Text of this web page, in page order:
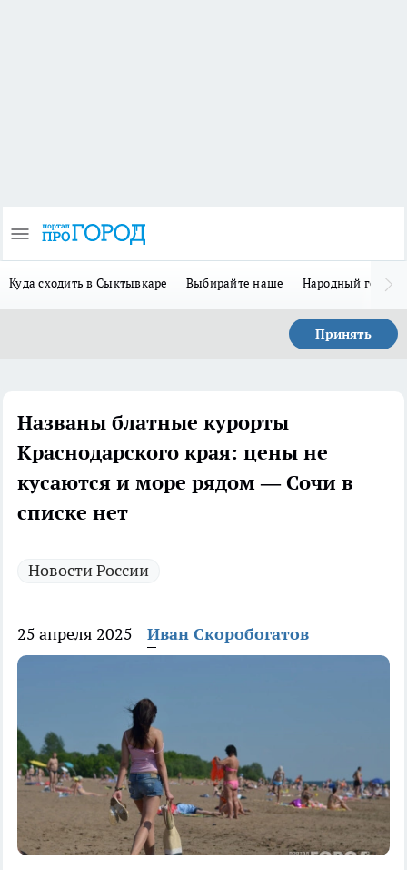
Куда сходить в Сыктывкаре Выбирайте наше Народный герой
Принять
Названы блатные курорты
Краснодарского края: цены не
кусаются и море рядом — Сочи в
списке нет
Новости России
25 апреля 2025 Иван Скоробогатов